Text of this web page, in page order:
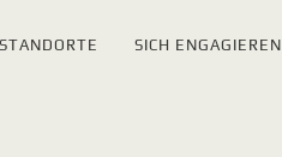
STANDORTE SICH ENGAGIEREN